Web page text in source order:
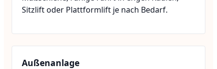
Sitzlift oder Plattformlift je nach Bedarf.
Außenanlage